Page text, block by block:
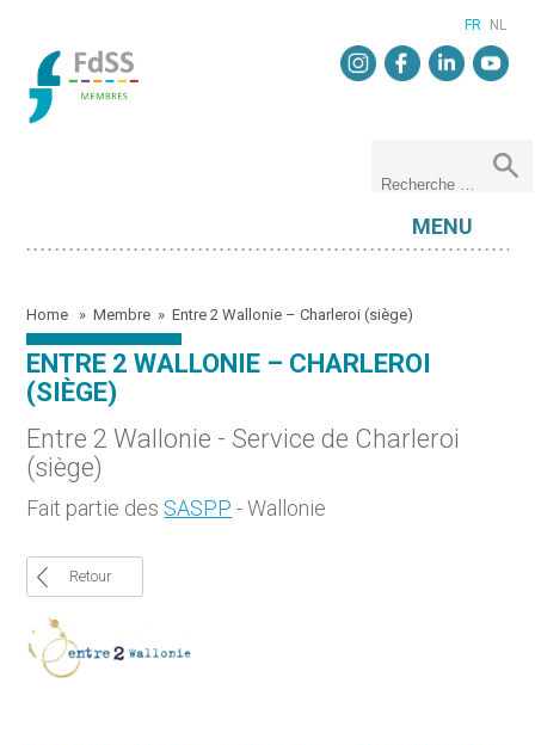
FR NL
MENU
Home »Membre »Entre 2 Wallonie – Charleroi (siège)
ENTRE 2 WALLONIE – CHARLEROI
(SIÈGE)
Entre 2 Wallonie - Service de Charleroi
(siège)
Fait partie des SASPP - Wallonie
Retour